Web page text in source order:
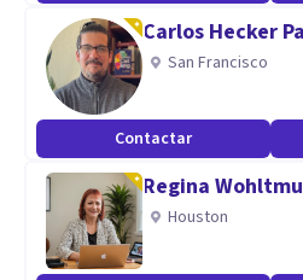
Carlos Hecker
San Francisco
Contactar
Regina
Houston